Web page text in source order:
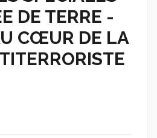
DE TERRE -
CŒUR DE LA